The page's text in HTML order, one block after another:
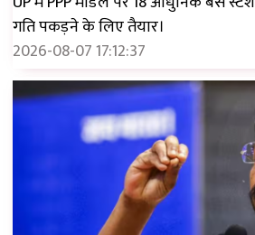
गति पकड़ने के लिए तैयार।
2026-08-07 17:12:37